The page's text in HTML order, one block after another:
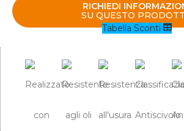
RICHIEDI
SU QUESTO
Tabella Sconti